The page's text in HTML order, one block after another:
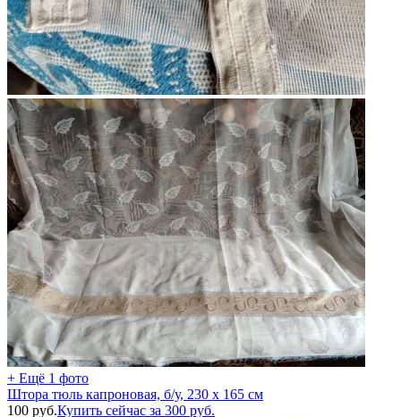
+ Ещё 1 фото
Штора тюль капроновая, б/у, 230 х 165 см
100 руб.Купить сейчас за 300 руб.